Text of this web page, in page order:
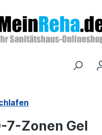
7-Zonen Gel